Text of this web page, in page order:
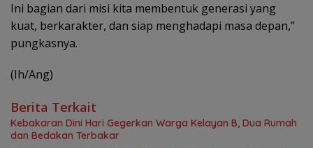
Ini bagian dari misi kita membentuk generasi yang
kuat, berkarakter, dan siap menghadapi masa depan,”
pungkasnya.
(Ih/Ang)
Berita Terkait
Kebakaran Dini Hari Gegerkan Warga Kelayan B, Dua Rumah
dan Bedakan Terbakar